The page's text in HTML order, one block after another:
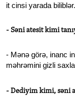
it cinsi yarada biliblər.
- Səni atesit kimi
- Mənə görə, inanc
məhrəmini gizli
- Dediyim kimi, səni